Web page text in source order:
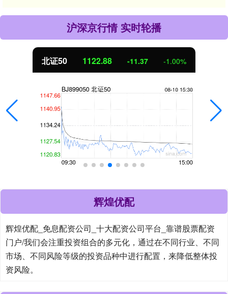
沪深京行情 实时轮播
北证50 1122.88 -11.37 -1.00%
辉煌优配
辉煌优配_免息配资公司_十大配资公司平台_靠谱股票配资
门户/我们会注重投资组合的多元化，通过在不同行业、不同
市场、不同风险等级的投资品种中进行配置，来降低整体投
资风险。